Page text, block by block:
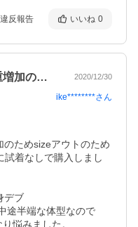
違反報告 いいね 0
今まで着ていた物(９号)が体重増加のた… 2020/12/30
ike********さん
ためsizeアウトのため
試着なしで購入しまし
デブ
途半端な体型なので
悩みました。